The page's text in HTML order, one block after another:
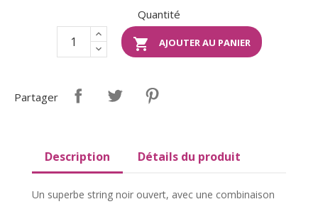
Quantité
 AJOUTER AU PANIER
Partager
Description Détails du produit
Un superbe string noir ouvert, avec une combinaison